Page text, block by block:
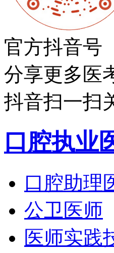
官方抖音号
分享更多医
抖音扫一扫
口腔执业
口腔助理
公卫医师
医师实践